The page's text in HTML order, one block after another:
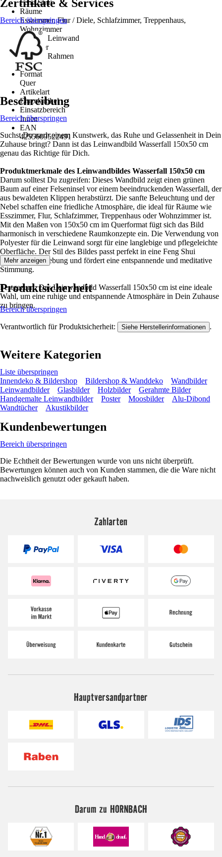
Feng Shui
Räume
Esszimmer, Flur / Diele, Schlafzimmer, Treppenhaus,
Wohnzimmer
Material Leinwand
Polyester
Material Rahmen
Holz
Format
Quer
Artikelart
Einzelartikel
Einsatzbereich
Innen
EAN
4255609522491
Zertifikate & Services
Bereich überspringen
Beschreibung
Bereich überspringen
Suchst Du nach einem Kunstwerk, das Ruhe und Gelassenheit in Dein
Zuhause bringt? Dann ist das Leinwandbild Wasserfall 150x50 cm
genau das Richtige für Dich.
Produktmerkmale des Leinwandbildes Wasserfall 150x50 cm
Darum solltest Du zugreifen: Dieses Wandbild zeigt einen grünen
Baum auf einer Felseninsel vor einem beeindruckenden Wasserfall, der
aus bewaldeten Klippen herabstürzt. Die sanfte Beleuchtung und der
Nebel schaffen eine friedliche Atmosphäre, die ideal für Räume wie
Esszimmer, Flur, Schlafzimmer, Treppenhaus oder Wohnzimmer ist.
Mit den Maßen von 150x50 cm im Querformat fügt sich das Bild
harmonisch in verschiedene Raumkonzepte ein. Die Verwendung von
Polyester für die Leinwand sorgt für eine langlebige und pflegeleichte
Oberfläche. Der Stil des Bildes passt perfekt in eine Feng Shui
inspirierte Umgebung und fördert eine entspannende und meditative
Stimmung.
Festgezurrt: Das Leinwandbild Wasserfall 150x50 cm ist eine ideale
Wahl, um eine ruhige und entspannende Atmosphäre in Dein Zuhause
zu bringen.
Mehr anzeigen
Produktsicherheit
Bereich überspringen
Verantwortlich für Produktsicherheit: Siehe Herstellerinformationen .
Weitere Kategorien
Liste überspringen
Innendeko & Bildershop
Bildershop & Wanddeko
Wandbilder
Leinwandbilder
Glasbilder Holzbilder
Gerahmte Bilder
Handgemalte Leinwandbilder
Poster Moosbilder
Alu-Dibond
Wandtücher
Akustikbilder
Kundenbewertungen
Bereich überspringen
Die Echtheit der Bewertungen wurde von uns nicht überprüft.
Bewertungen können auch von Kunden stammen, die die Ware nicht
nachweislich genutzt oder gekauft haben.
Zahlarten
Hauptversandpartner
Darum zu HORNBACH